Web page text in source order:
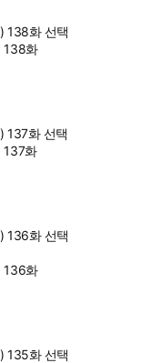
138화 선택
138화
137화 선택
137화
136화 선택
136화
135화 선택